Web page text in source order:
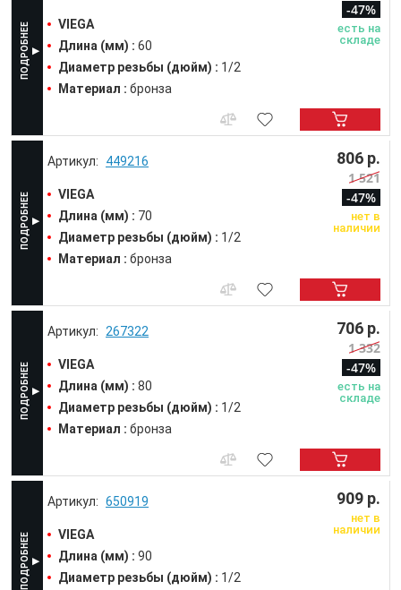
VIEGA
Длина (мм) : 60
Диаметр резьбы (дюйм) : 1/2
Материал : бронза
-47%
есть на
складе
449216
VIEGA
Длина (мм) : 70
Диаметр резьбы (дюйм) : 1/2
Материал : бронза
806 р.
1 521
-47%
нет в
наличии
267322
VIEGA
Длина (мм) : 80
Диаметр резьбы (дюйм) : 1/2
Материал : бронза
706 р.
1 332
-47%
есть на
складе
650919
VIEGA
Длина (мм) : 90
Диаметр резьбы (дюйм) : 1/2
909 р.
нет в
наличии